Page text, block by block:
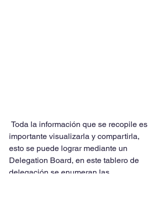
importante visualizarla y compartirla,
esto se puede lograr mediante un
Delegation Board, en este tablero de
delegación se enumeran las